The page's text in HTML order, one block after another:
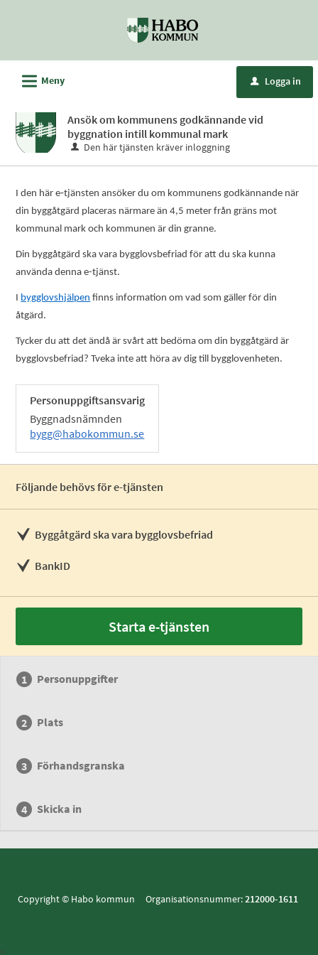
Habo
kommun
L Meny u Logga in
Ansök om kommunens godkännande vid
byggnation intill kommunal mark
Den här tjänsten kräver inloggning
I den här e‑tjänsten ansöker du om kommunens godkännande när
din byggåtgärd placeras närmare än 4,5 meter från gräns mot
kommunal mark och kommunen är din granne.
Din byggåtgärd ska vara bygglovsbefriad för att du ska kunna
använda denna e-tjänst.
I bygglovshjälpen finns information om vad som gäller för din
åtgärd.
Tycker du att det ändå är svårt att bedöma om din byggåtgärd är
bygglovsbefriad? Tveka inte att höra av dig till bygglovenheten.
Personuppgiftsansvarig
Byggnadsnämnden
bygg@habokommun.se
Följande behövs för e-tjänsten
Byggåtgärd ska vara bygglovsbefriad
BankID
Starta e-tjänsten
Personuppgifter
Plats
Förhandsgranska
Skicka in
Copyright © Habo kommun Organisationsnummer:212000-1611
>